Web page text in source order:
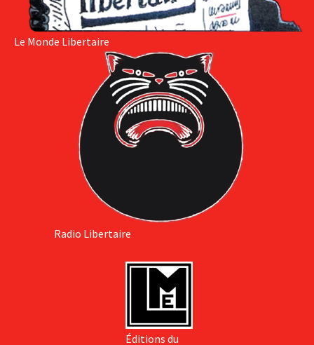
Le Monde Libertaire
Radio Libertaire
Éditions du